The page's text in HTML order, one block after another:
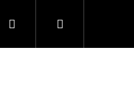
PřihlášeníNákupní